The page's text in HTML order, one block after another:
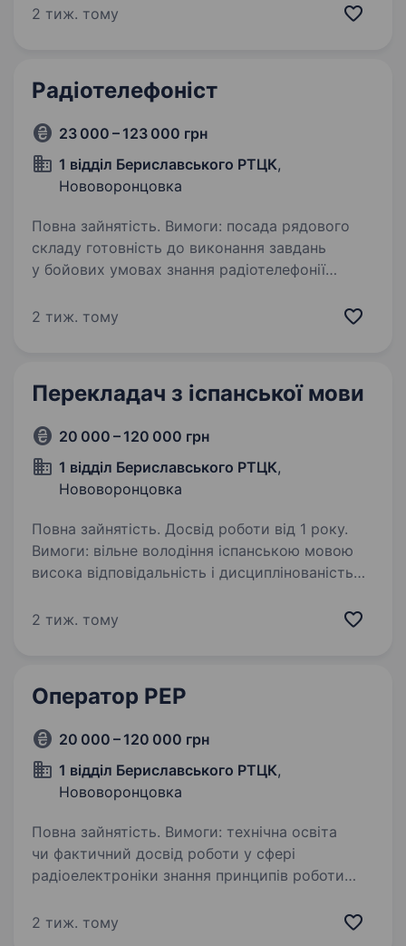
бригада мобілізація на період дії воєнного
2 тиж. тому
Радіотелефоніст
23 000 – 123 000 грн
1 відділ Бериславського РТЦК,
Нововоронцовка
Повна зайнятість. Вимоги: посада рядового
складу готовність до виконання завдань
у бойових умовах знання радіотелефонії
а також способів організації військового
2 тиж. тому
Перекладач з іспанської мови
20 000 – 120 000 грн
1 відділ Бериславського РТЦК,
Нововоронцовка
Повна зайнятість. Досвід роботи від 1 року.
Вимоги: вільне володіння іспанською мовою
висока відповідальність і дисциплінованість
Закарпатська юригада мобілізація до кінця
2 тиж. тому
Оператор РЕР
20 000 – 120 000 грн
1 відділ Бериславського РТЦК,
Нововоронцовка
Повна зайнятість. Вимоги: технічна освіта
чи фактичний досвід роботи у сфері
радіоелектроніки знання принципів роботи
та перехоплення сигналів аналітичне
2 тиж. тому